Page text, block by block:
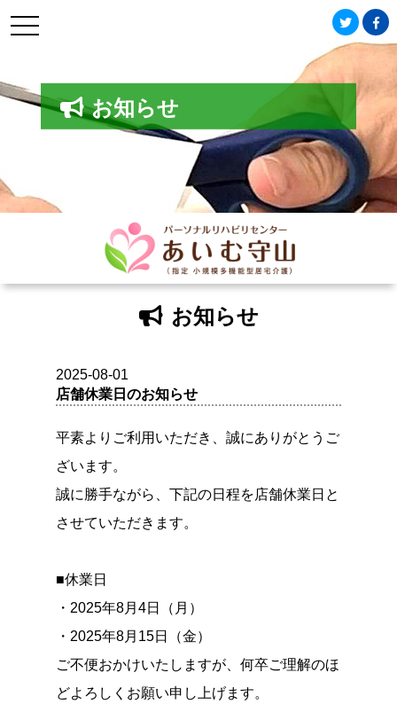
パ
ル
セ
ン
い
お知らせ
お知らせ
2025-08-01
店舗休業日のお知らせ
平素よりご利用いただき、誠にありがとうご
ざいます。
誠に勝手ながら、下記の日程を店舗休業日と
させていただきます。
■休業日
・2025年8月4日（月）
・2025年8月15日（金）
ご不便おかけいたしますが、何卒ご理解のほ
どよろしくお願い申し上げます。